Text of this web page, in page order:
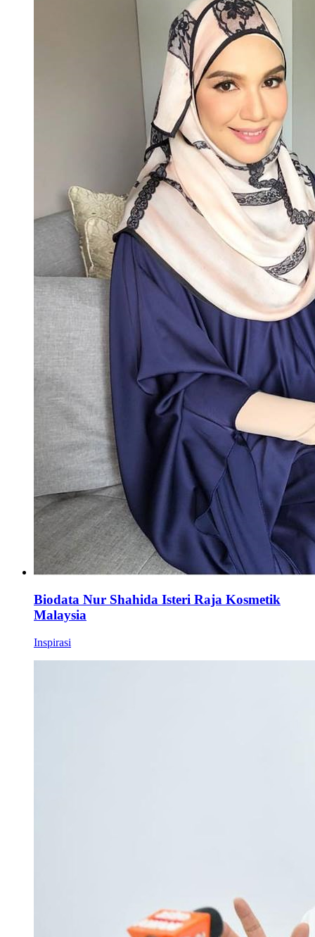
Biodata Nur Shahida Isteri Raja Kosmetik
Malaysia
Inspirasi